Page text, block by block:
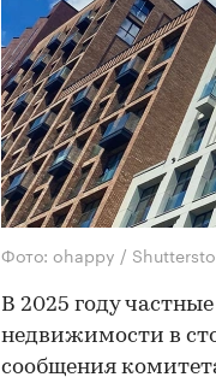
Фото: ohappy /
В 2025 году
недвижимости в
сообщения